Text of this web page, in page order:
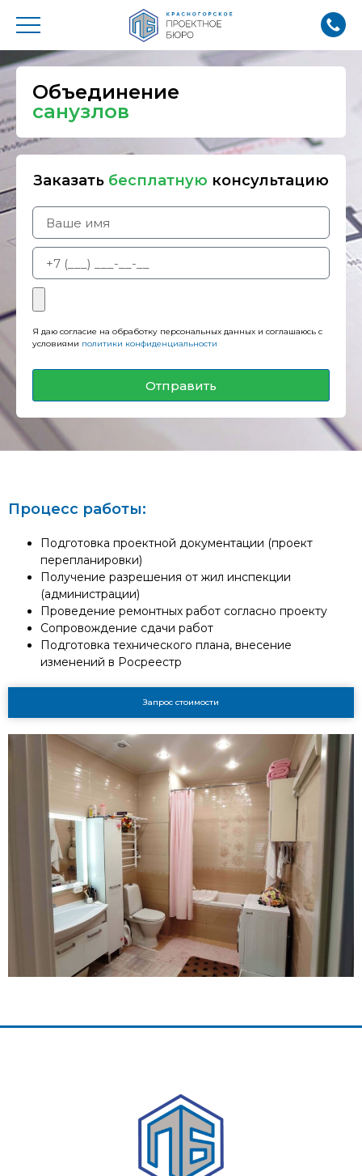
Объединение
санузлов
Заказать бесплатную консультацию
Я даю согласие на обработку персональных данных и соглашаюсь с
условиями политики конфиденциальности
Отправить
Процесс работы:
Подготовка проектной документации (проект
перепланировки)
Получение разрешения от жил инспекции
(администрации)
Проведение ремонтных работ согласно проекту
Сопровождение сдачи работ
Подготовка технического плана, внесение
изменений в Росреестр
Запрос стоимости